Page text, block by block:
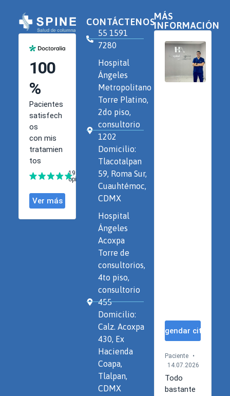
CONTÁCTENOS
55 1591
7280
Hospital
Ángeles
Metropolitano
Torre Platino,
2do piso,
consultorio
1202
Domicilio:
Tlacotalpan
59, Roma Sur,
Cuauhtémoc,
CDMX
Hospital
Ángeles
Acoxpa
Torre de
consultorios,
4to piso,
consultorio
455
Domicilio:
Calz. Acoxpa
430, Ex
Hacienda
Coapa,
Tlalpan,
CDMX
MÁS
INFORMACIÓN